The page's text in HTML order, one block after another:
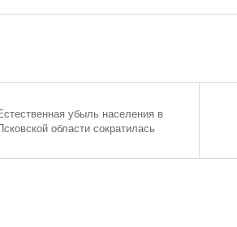
убыль населения в
области сократилась